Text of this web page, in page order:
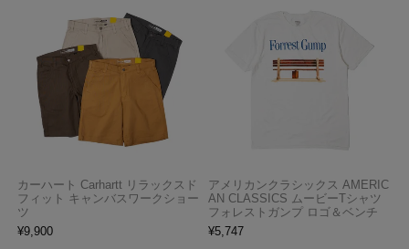
カーハート Carhartt リラックスド
フィット キャンバスワークショー
ツ
¥9,900
アメリカンクラシックス AMERIC
AN CLASSICS ムービーTシャツ
フォレストガンプ ロゴ＆ベンチ
¥5,747